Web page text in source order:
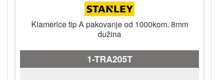
Klamerice tip A pakovanje od 1000kom. 8mm
dužina
1-TRA205T